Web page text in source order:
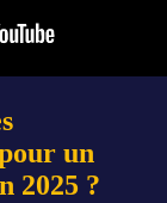
un
2025 ?